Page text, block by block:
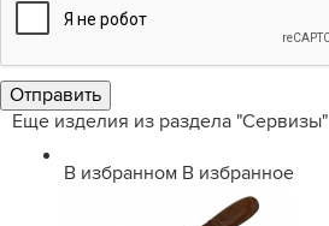
Еще изделия из раздела "Сервизы"
В избранном В избранное